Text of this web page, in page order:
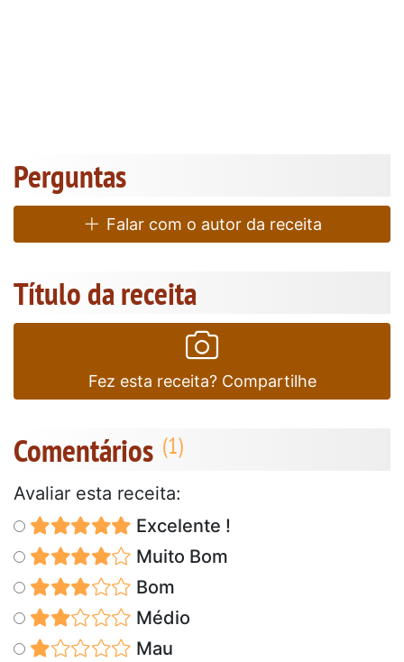
Perguntas
Falar com o autor da receita
Título da receita
Fez esta receita? Compartilhe
Comentários
Avaliar esta receita:
Excelente !
Muito Bom
Bom
Médio
Mau